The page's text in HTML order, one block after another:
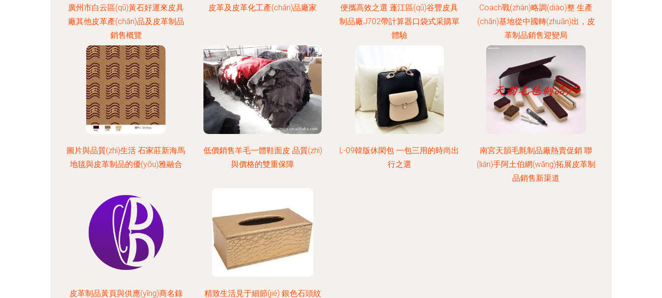
廣州市白云區(qū)黃石好運來皮具
廠其他皮革產(chǎn)品及皮革制品
銷售概覽
皮革及皮革化工產(chǎn)品廠家
便攜高效之選 蓬江區(qū)谷豐皮具
制品廠J702帶計算器口袋式采購單
體驗
Coach戰(zhàn)略調(diào)整 生產
(chǎn)基地從中國轉(zhuǎn)出，皮
革制品銷售迎變局
圖片與品質(zhì)生活 石家莊新海馬
地毯與皮革制品的優(yōu)雅融合
低價銷售羊毛一體鞋面皮 品質(zhì)
與價格的雙重保障
L-09韓版休閑包 一包三用的時尚出
行之選
南宮天韻毛氈制品廠熱賣促銷 聯
(lián)手阿土伯網(wǎng)拓展皮革制
品銷售新渠道
皮革制品黃頁與供應(yīng)商名錄 精致生活見于細節(jié) 銀色石頭紋